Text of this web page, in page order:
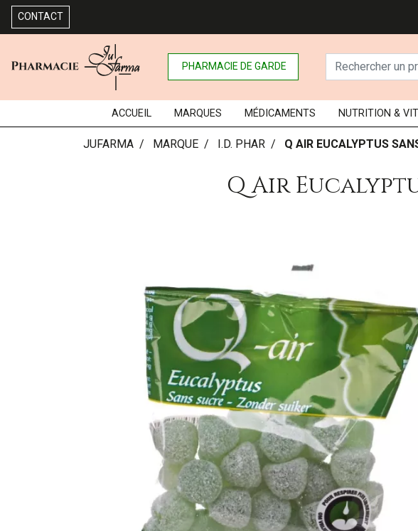
CONTACT
PHARMACIE DE GARDE
ACCUEIL MARQUES MÉDICAMENTS NUTRITION &
JUFARMA MARQUE I.D. PHAR Q AIR EUCALYPTUS
Q Air